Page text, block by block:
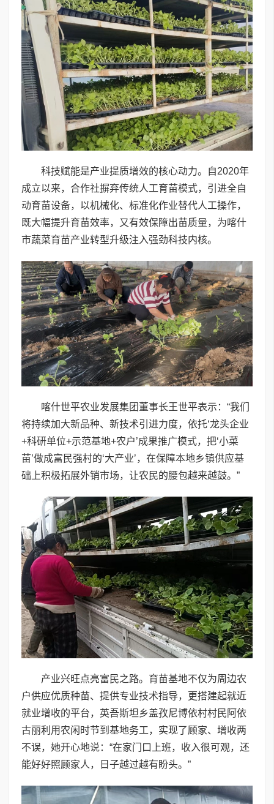
科技赋能是产业提质增效的核心动力。自2020年
成立以来，合作社摒弃传统人工育苗模式，引进全自
动育苗设备，以机械化、标准化作业替代人工操作，
既大幅提升育苗效率，又有效保障出苗质量，为喀什
市蔬菜育苗产业转型升级注入强劲科技内核。
喀什世平农业发展集团董事长王世平表示：“我们
将持续加大新品种、新技术引进力度，依托‘龙头企业
+科研单位+示范基地+农户’成果推广模式，把‘小菜
苗’做成富民强村的‘大产业’，在保障本地乡镇供应基
础上积极拓展外销市场，让农民的腰包越来越鼓。”
产业兴旺点亮富民之路。育苗基地不仅为周边农
户供应优质种苗、提供专业技术指导，更搭建起就近
就业增收的平台，英吾斯坦乡盖孜尼博依村村民阿依
古丽利用农闲时节到基地务工，实现了顾家、增收两
不误，她开心地说：“在家门口上班，收入很可观，还
能好好照顾家人，日子越过越有盼头。”